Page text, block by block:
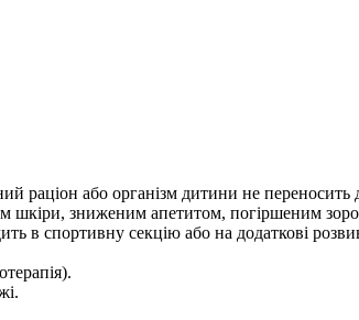
раціон або організм дитини не переносить
шкіри, зниженим апетитом, погіршеним
в спортивну секцію або на додаткові